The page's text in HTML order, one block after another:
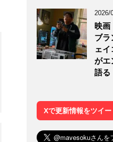
2026/
映画
ブラ
ェ
がエ
語る
Xで更新情報をツイー